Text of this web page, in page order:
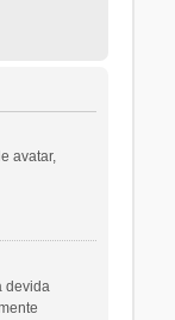
avatar,
devida